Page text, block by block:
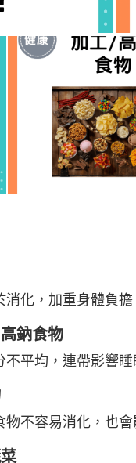
化，加重身體負
鈉食物
平均，連帶影響睡
不容易消化，也會